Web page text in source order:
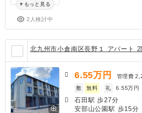
もっと見る
2人検討中
北九州市小倉南区長野１ アパート 2
6.55万円 管理費
敷
無料 礼 6.55万円
石田駅 歩27分
安部山公園駅 歩15分